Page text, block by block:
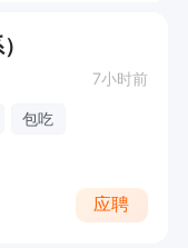
7小时前
包吃
应聘